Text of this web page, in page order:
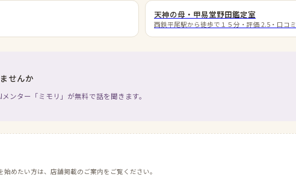
天神の母・甲易堂野田鑑定室
西鉄平尾駅から徒歩で１５分 ・評価 2.5 ・口コミ
せんか
ンター「ミモリ」が無料で話を聞きます。
めたい方は、店舗掲載のご案内をご覧ください。